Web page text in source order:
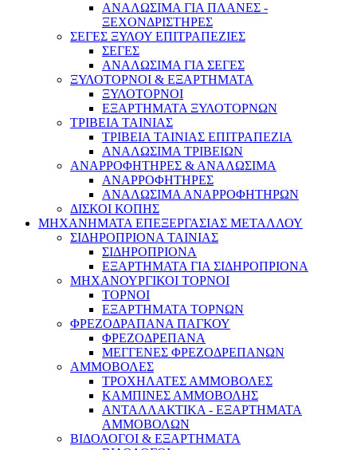
ΑΝΑΛΩΣΙΜΑ ΓΙΑ ΠΛΑΝΕΣ -
ΞΕΧΟΝΔΡΙΣΤΗΡΕΣ
ΣΕΓΕΣ ΞΥΛΟΥ ΕΠΙΤΡΑΠΕΖΙΕΣ
ΣΕΓΕΣ
ΑΝΑΛΩΣΙΜΑ ΓΙΑ ΣΕΓΕΣ
ΞΥΛΟΤΟΡΝΟΙ & ΕΞΑΡΤΗΜΑΤΑ
ΞΥΛΟΤΟΡΝΟΙ
ΕΞΑΡΤΗΜΑΤΑ ΞΥΛΟΤΟΡΝΩΝ
ΤΡΙΒΕΙΑ ΤΑΙΝΙΑΣ
ΤΡΙΒΕΙΑ ΤΑΙΝΙΑΣ ΕΠΙΤΡΑΠΕΖΙΑ
ΑΝΑΛΩΣΙΜΑ ΤΡΙΒΕΙΩΝ
ΑΝΑΡΡΟΦΗΤΗΡΕΣ & ΑΝΑΛΩΣΙΜΑ
ΑΝΑΡΡΟΦΗΤΗΡΕΣ
ΑΝΑΛΩΣΙΜΑ ΑΝΑΡΡΟΦΗΤΗΡΩΝ
ΔΙΣΚΟΙ ΚΟΠΗΣ
ΜΗΧΑΝΗΜΑΤΑ ΕΠΕΞΕΡΓΑΣΙΑΣ ΜΕΤΑΛΛΟΥ
ΣΙΔΗΡΟΠΡΙΟΝΑ ΤΑΙΝΙΑΣ
ΣΙΔΗΡΟΠΡΙΟΝΑ
ΕΞΑΡΤΗΜΑΤΑ ΓΙΑ ΣΙΔΗΡΟΠΡΙΟΝΑ
ΜΗΧΑΝΟΥΡΓΙΚΟΙ ΤΟΡΝΟΙ
ΤΟΡΝΟΙ
ΕΞΑΡΤΗΜΑΤΑ ΤΟΡΝΩΝ
ΦΡΕΖΟΔΡΑΠΑΝΑ ΠΑΓΚΟΥ
ΦΡΕΖΟΔΡΕΠΑΝΑ
ΜΕΓΓΕΝΕΣ ΦΡΕΖΟΔΡΕΠΑΝΩΝ
ΑΜΜΟΒΟΛΕΣ
ΤΡΟΧΗΛΑΤΕΣ ΑΜΜΟΒΟΛΕΣ
ΚΑΜΠΙΝΕΣ ΑΜΜΟΒΟΛΗΣ
ΑΝΤΑΛΛΑΚΤΙΚΑ - ΕΞΑΡΤΗΜΑΤΑ
ΑΜΜΟΒΟΛΩΝ
ΒΙΔΟΛΟΓΟΙ & ΕΞΑΡΤΗΜΑΤΑ